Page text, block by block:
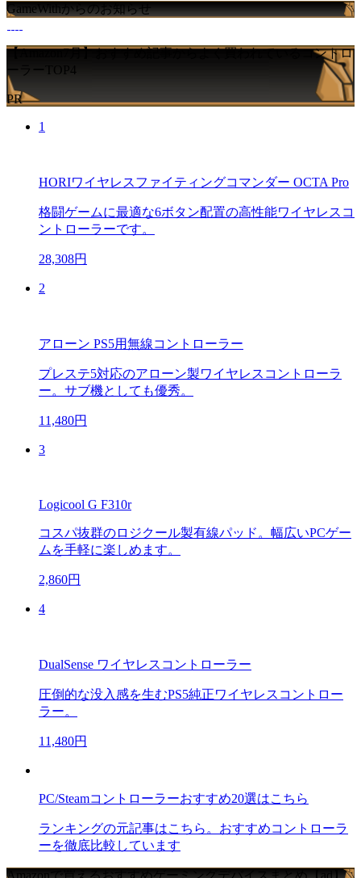
GameWithからのお知らせ
【Amazon7月】おすすめ記事からよく買われているコントロ
ーラーTOP4
PR
1
HORIワイヤレスファイティングコマンダー OCTA Pro
格闘ゲームに最適な6ボタン配置の高性能ワイヤレスコ
ントローラーです。
28,308円
2
アローン PS5用無線コントローラー
プレステ5対応のアローン製ワイヤレスコントローラ
ー。サブ機としても優秀。
11,480円
3
Logicool G F310r
コスパ抜群のロジクール製有線パッド。幅広いPCゲー
ムを手軽に楽しめます。
2,860円
4
DualSense ワイヤレスコントローラー
圧倒的な没入感を生むPS5純正ワイヤレスコントロー
ラー。
11,480円
PC/Steamコントローラーおすすめ20選はこちら
ランキングの元記事はこちら。おすすめコントローラ
ーを徹底比較しています
Amazonで買えるおすすめゲーミングデバイスまとめ【ad】